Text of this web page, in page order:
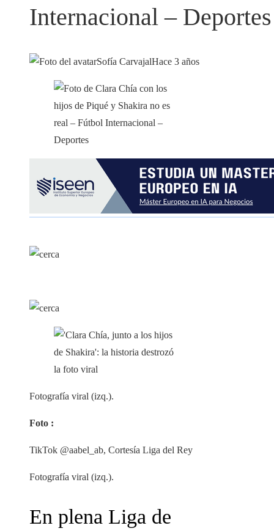
Internacional – Deportes
Sofía CarvajalHace 3 años
Fotografía viral (izq.).
Foto :
TikTok @aabel_ab, Cortesía Liga del Rey
Fotografía viral (izq.).
En plena Liga de